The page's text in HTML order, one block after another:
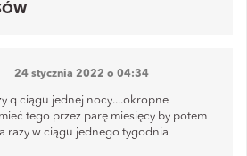
24 stycznia 2022 o 04:34
q ciągu jednej nocy....okropne
tego przez parę miesięcy by potem
razy w ciągu jednego tygodnia